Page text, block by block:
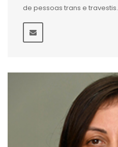
de pessoas trans e travestis.